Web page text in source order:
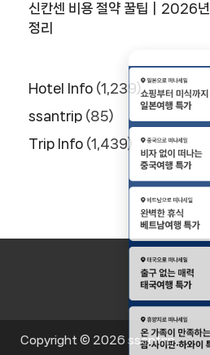
신칸센 비용 절약 꿀팁｜2026
정리
Hotel Info (1,239)
ssantrip (85)
Trip Info (1,439)
Copyright © 2026 ssantrip.